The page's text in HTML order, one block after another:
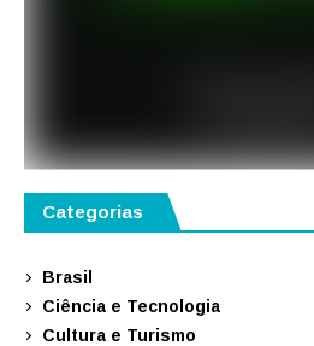
Categorias
Brasil
Ciência e Tecnologia
Cultura e Turismo